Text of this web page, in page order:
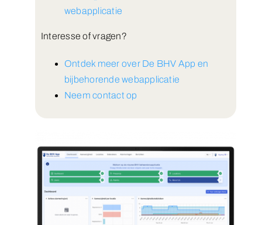
webapplicatie
Interesse of vragen?
Ontdek meer over De BHV App en
bijbehorende webapplicatie
Neem contact op